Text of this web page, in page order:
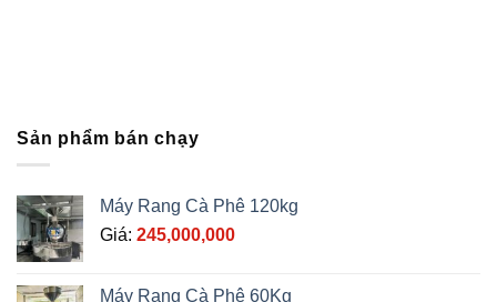
Sản phẩm bán chạy
Máy Rang Cà Phê 120kg
Giá: 245,000,000
Máy Rang Cà Phê 60Kg